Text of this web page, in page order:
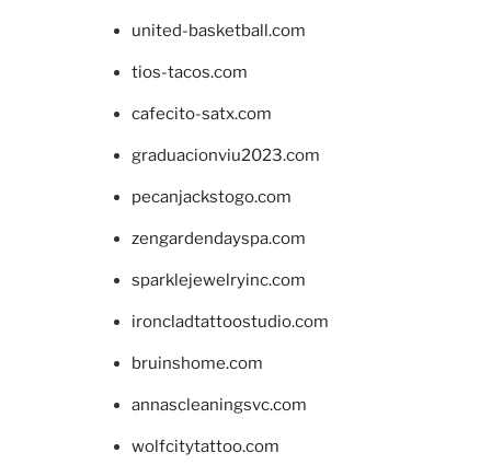
united-basketball.com
tios-tacos.com
cafecito-satx.com
graduacionviu2023.com
pecanjackstogo.com
zengardendayspa.com
sparklejewelryinc.com
ironcladtattoostudio.com
bruinshome.com
annascleaningsvc.com
wolfcitytattoo.com